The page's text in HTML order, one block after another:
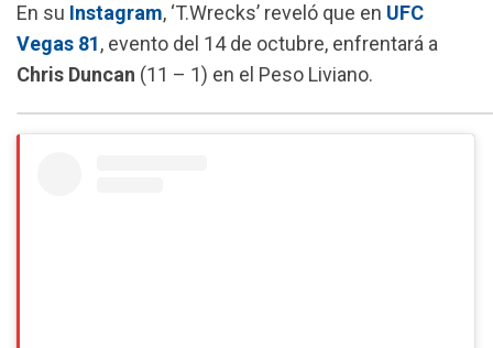
o
o
k
A
p
p
a
En su Instagram, ‘T.Wrecks’ reveló que en UFC
Vegas 81, evento del 14 de octubre, enfrentará a
Chris Duncan (11 – 1) en el Peso Liviano.